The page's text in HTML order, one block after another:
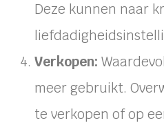
Deze kunnen naar
Verkopen:
meer gebruikt.
te verkopen of op